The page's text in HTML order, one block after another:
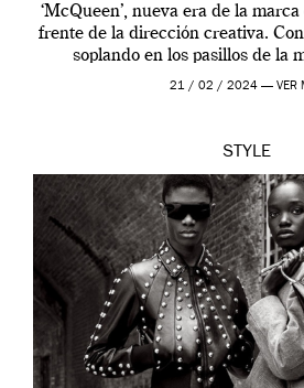
‘McQueen’, nueva era de la
frente de la dirección creativa.
soplando en los pasillos de la
McQueen se prepara
21 / 02 / 2024 — VER
STYLE